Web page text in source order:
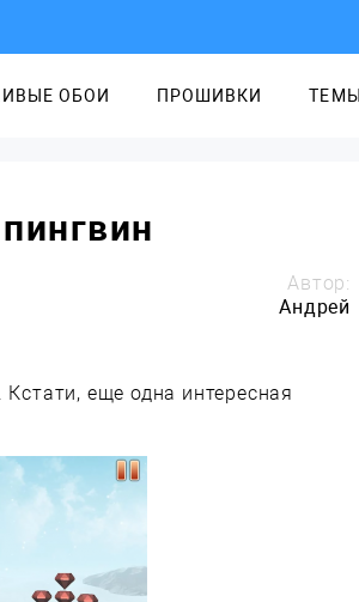
ОБОИ ПРОШИВКИ ТЕМЫ
Автор:
Андрей
еще одна интересная